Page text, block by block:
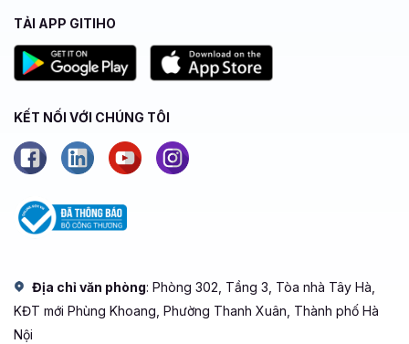
TẢI APP GITIHO
KẾT NỐI VỚI CHÚNG TÔI
Địa chỉ văn phòng: Phòng 302, Tầng 3, Tòa nhà Tây Hà,
KĐT mới Phùng Khoang, Phường Thanh Xuân, Thành phố Hà
Nội